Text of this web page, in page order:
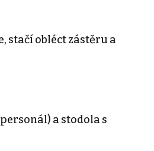
stačí obléct zástěru a
a stodola s